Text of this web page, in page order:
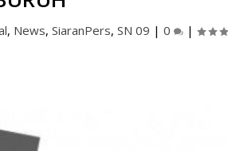
, News, SiaranPers, SN 09 | 0 |